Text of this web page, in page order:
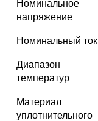
Номинальное
напряжение
Номинальный ток
Диапазон
температур
Материал
уплотнительного